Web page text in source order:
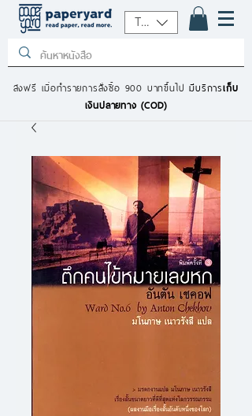
THB (฿)
ส่งฟรี เมื่อทำรายการสั่งซื้อ 900 บาทขึ้นไปมีบริการเก็บ
เงินปลายทาง (COD)